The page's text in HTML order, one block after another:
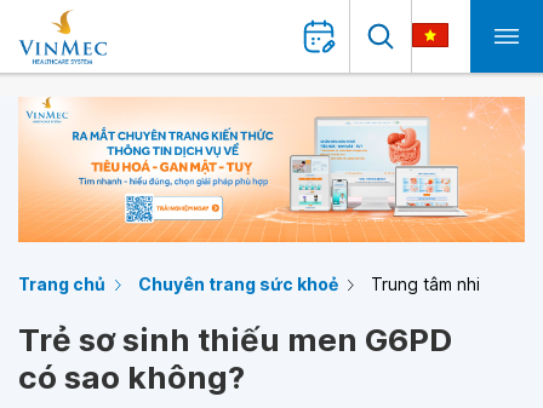
Trang chủ Chuyên trang sức khoẻ Trung tâm nhi
Trẻ sơ sinh thiếu men G6PD
có sao không?